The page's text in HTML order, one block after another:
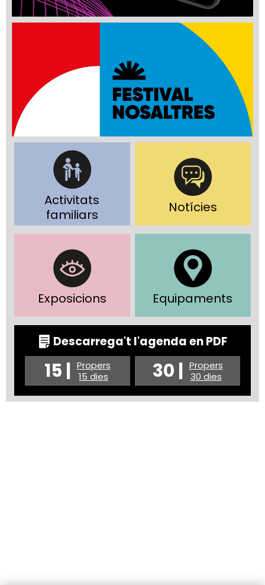
Activitats
familiars
Notícies
Exposicions Equipaments
Descarrega't l'agenda en PDF
15 | Propers
15 dies
30 | Propers
30 dies